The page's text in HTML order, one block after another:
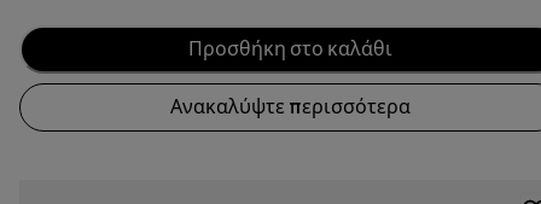
Προσθήκη στο καλάθι
Ανακαλύψτε περισσότερα